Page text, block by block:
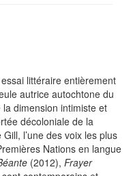
littéraire entièrement
autrice autochtone du
dimension intimiste et
décoloniale de la
l’une des voix les plus
Nations en langue
(2012), Frayer